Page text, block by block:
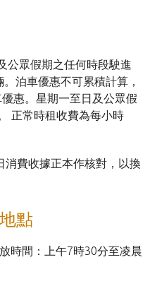
公眾假期之任何時段駛進
泊車優惠不可累積計算，
惠。星期一至日及公眾假
正常時租收費為每小時
消費收據正本作核對，以換
點
時間：上午7時30分至凌晨